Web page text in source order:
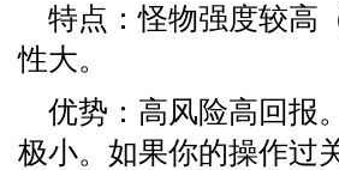
特点：怪物强度较高
性大。
优势：高风险高回报
极小。如果你的操作过